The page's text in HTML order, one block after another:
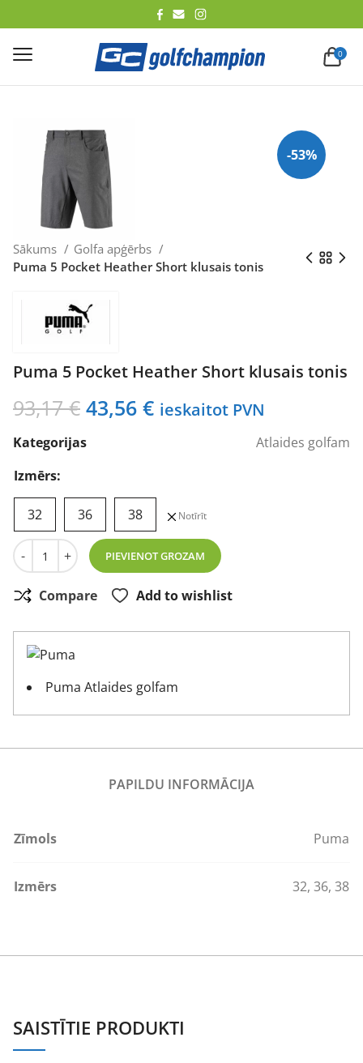
0
-53%
Sākums
Golfa apģērbs
Puma 5 Pocket Heather Short klusais tonis
Puma 5 Pocket Heather Short klusais tonis
93,17€ Original
was:
43,56 €Current
ieskaitot PVN
Kategorijas
Atlaides golfam
Izmērs:
32 36 38 Notīrīt
-
Puma 5 Pocket Heather Short klusais tonis daudzums
+ PIEVIENOT GROZAM
Compare Add to wishlist
Puma Atlaides golfam
PAPILDU INFORMĀCIJA
Zīmols Puma
Izmērs 32, 36, 38
SAISTĪTIE PRODUKTI